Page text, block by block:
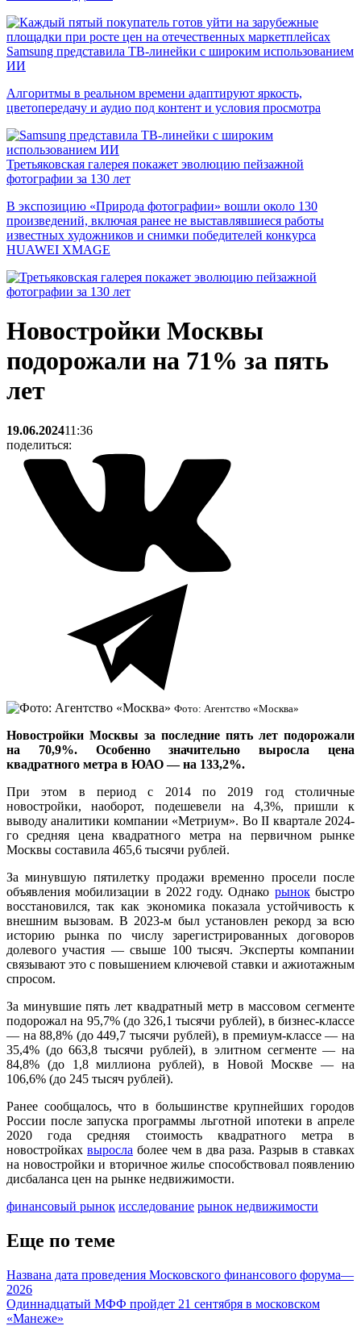
Samsung представила ТВ-линейки с широким использованием
ИИ
Алгоритмы в реальном времени адаптируют яркость,
цветопередачу и аудио под контент и условия просмотра
Третьяковская галерея покажет эволюцию пейзажной
фотографии за 130 лет
В экспозицию «Природа фотографии» вошли около 130
произведений, включая ранее не выставлявшиеся работы
известных художников и снимки победителей конкурса
HUAWEI XMAGE
Новостройки Москвы
подорожали на 71% за пять
лет
19.06.202411:36
поделиться:
Фото: Агентство «Москва»
Новостройки Москвы за последние пять лет подорожали
на 70,9%. Особенно значительно выросла цена
квадратного метра в ЮАО — на 133,2%.
При этом в период с 2014 по 2019 год столичные
новостройки, наоборот, подешевели на 4,3%, пришли к
выводу аналитики компании «Метриум». Во II квартале 2024-
го средняя цена квадратного метра на первичном рынке
Москвы составила 465,6 тысячи рублей.
За минувшую пятилетку продажи временно просели после
объявления мобилизации в 2022 году. Однако рынокбыстро
восстановился, так как экономика показала устойчивость к
внешним вызовам. В 2023-м был установлен рекорд за всю
историю рынка по числу зарегистрированных договоров
долевого участия — свыше 100 тысяч. Эксперты компании
связывают это с повышением ключевой ставки и ажиотажным
спросом.
За минувшие пять лет квадратный метр в массовом сегменте
подорожал на 95,7% (до 326,1 тысячи рублей), в бизнес-классе
— на 88,8% (до 449,7 тысячи рублей), в премиум-классе — на
35,4% (до 663,8 тысячи рублей), в элитном сегменте — на
84,8% (до 1,8 миллиона рублей), в Новой Москве — на
106,6% (до 245 тысяч рублей).
Ранее сообщалось, что в большинстве крупнейших городов
России после запуска программы льготной ипотеки в апреле
2020 года средняя стоимость квадратного метра в
новостройках выросла более чем в два раза. Разрыв в ставках
на новостройки и вторичное жилье способствовал появлению
дисбаланса цен на рынке недвижимости.
финансовый рынок исследование рынок недвижимости
Еще по теме
Названа дата проведения Московского финансового форума—
2026
Одиннадцатый МФФ пройдет 21 сентября в московском
«Манеже»